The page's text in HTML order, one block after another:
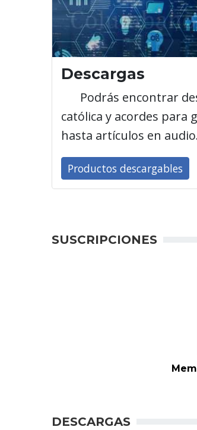
Descargas
Podrás encontrar
católica y acordes para
hasta artículos en
Productos descargables
SUSCRIPCIONES
DESCARGAS